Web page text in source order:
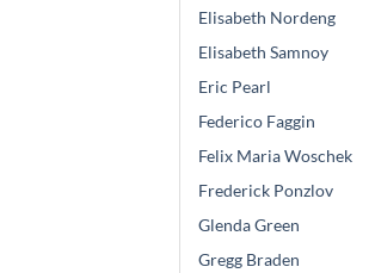
Elisabeth Nordeng
Elisabeth Samnoy
Eric Pearl
Federico Faggin
Felix Maria Woschek
Frederick Ponzlov
Glenda Green
Gregg Braden